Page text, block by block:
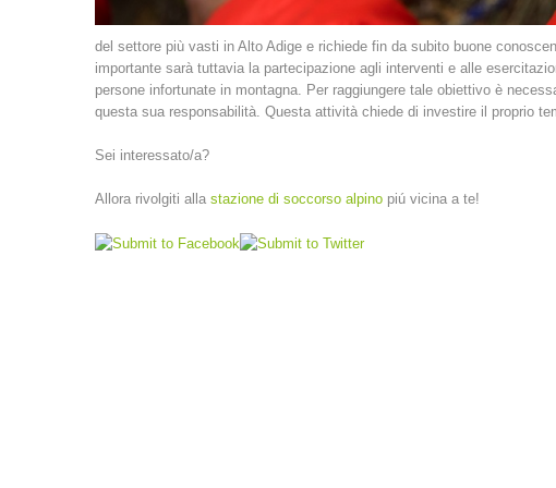
del settore più vasti in Alto Adige e richiede fin da subito buone
importante sarà tuttavia la partecipazione agli interventi e alle
persone infortunate in montagna. Per raggiungere tale obiettivo è
questa sua responsabilità. Questa attività chiede di investire il proprio
Sei interessato/a?
Allora rivolgiti alla stazione di soccorso alpino piú vicina a te!